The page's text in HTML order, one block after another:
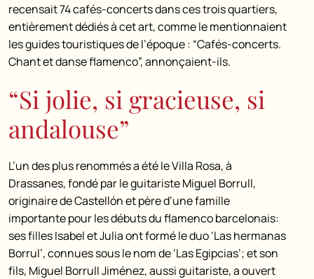
recensait 74 cafés-concerts dans ces trois quartiers,
entièrement dédiés à cet art, comme le mentionnaient
les guides touristiques de l’époque : “Cafés-concerts.
Chant et danse flamenco”, annonçaient-ils.
“Si jolie, si gracieuse, si
andalouse”
L’un des plus renommés a été le Villa Rosa, à
Drassanes, fondé par le guitariste Miguel Borrull,
originaire de Castellón et père d’une famille
importante pour les débuts du flamenco barcelonais:
ses filles Isabel et Julia ont formé le duo ‘Las hermanas
Borrul’, connues sous le nom de ‘Las Egipcias’; et son
fils, Miguel Borrull Jiménez, aussi guitariste, a ouvert